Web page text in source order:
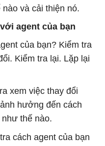
và cải thiện nó.
agent của bạn
của bạn? Kiểm tra
Kiểm tra lại. Lặp lại
xem việc thay đổi
hưởng đến cách
thế nào.
cách agent của bạn